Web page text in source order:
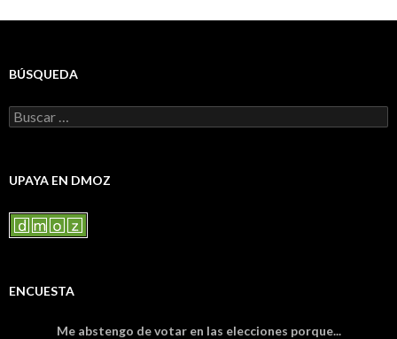
BÚSQUEDA
Buscar:
UPAYA EN DMOZ
ENCUESTA
Me abstengo de votar en las elecciones porque...